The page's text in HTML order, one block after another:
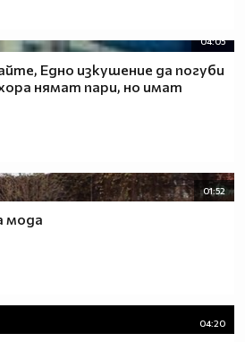
04:05
Едно изкушение да погуби
нямат пари, но имат
01:52
мода
04:20